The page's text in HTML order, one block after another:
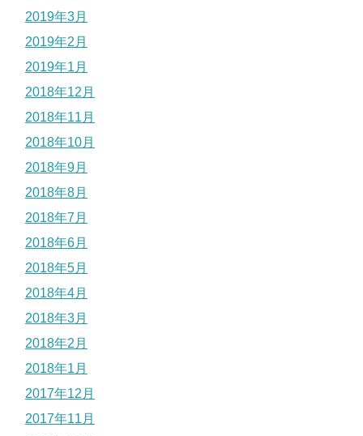
2019年3月
2019年2月
2019年1月
2018年12月
2018年11月
2018年10月
2018年9月
2018年8月
2018年7月
2018年6月
2018年5月
2018年4月
2018年3月
2018年2月
2018年1月
2017年12月
2017年11月